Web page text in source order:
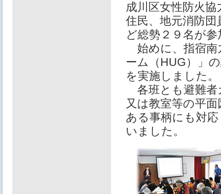
成川区女性防火
住民、地元消防
ど総勢２９名が
始めに、指宿南
ーム（HUG）」
を実施しました。
各班とも避難者
又は教室等の平
ある事柄にも対
いました。